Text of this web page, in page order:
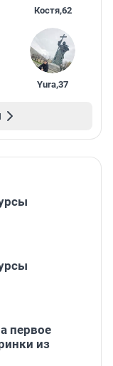
Костя,62
Yura,37
первое
из